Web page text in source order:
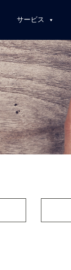
サービス